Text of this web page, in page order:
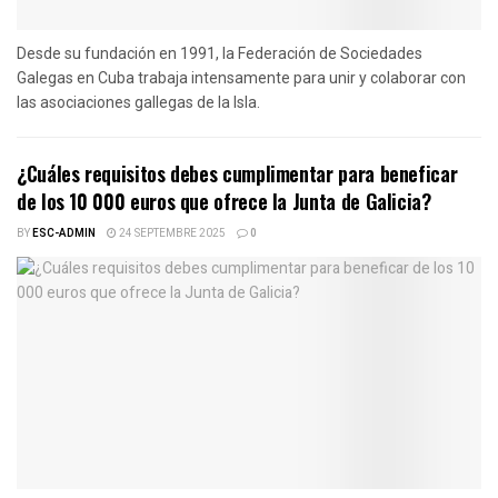
Desde su fundación en 1991, la Federación de Sociedades
Galegas en Cuba trabaja intensamente para unir y colaborar con
las asociaciones gallegas de la Isla.
¿Cuáles requisitos debes cumplimentar para beneficar
de los 10 000 euros que ofrece la Junta de Galicia?
BYESC-ADMIN 24 SEPTEMBRE 2025 0